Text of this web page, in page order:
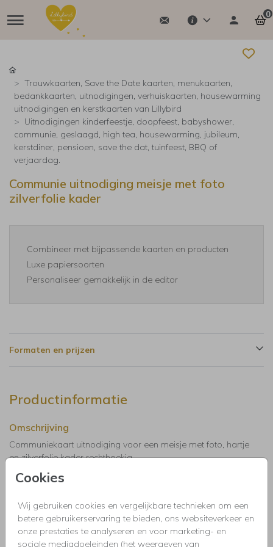
0
Cookies
Wij gebruiken cookies en vergelijkbare technieken om een
betere gebruikerservaring te bieden, ons websiteverkeer en
onze prestaties te analyseren en voor marketing- en
sociale mediadoeleinden (het weergeven van
Trouwkaarten, Save the Date kaarten, menukaarten,
bedankkaarten, uitnodigingen, verhuiskaarten, housewarming
uitnodigingen en kerstkaarten van Lillybird
Uitnodigingen kinderfeestje, doopfeest, babyshower,
communie, geslaagd, high tea, housewarming, jubileum,
kerstdiner, pensioen, save the dat, tuinfeest, BBQ of
verjaardag.
Communie uitnodiging meisje met foto
zilverfolie kader
Combineer met bijpassende kaarten en producten
Luxe papiersoorten
Personaliseer gemakkelijk in de editor
Formaten en prijzen
Productinformatie
Omschrijving
Communiekaart uitnodiging voor een meisje met foto, hartje
en zilverfolie kader rechthoekig.
Uitnodigingen kinderfeestje, doopfeest, babyshower,
communie, geslaagd, high tea, housewarming, jubileum,
kerstdiner, pensioen, save the dat, tuinfeest, BBQ of verjaardag.